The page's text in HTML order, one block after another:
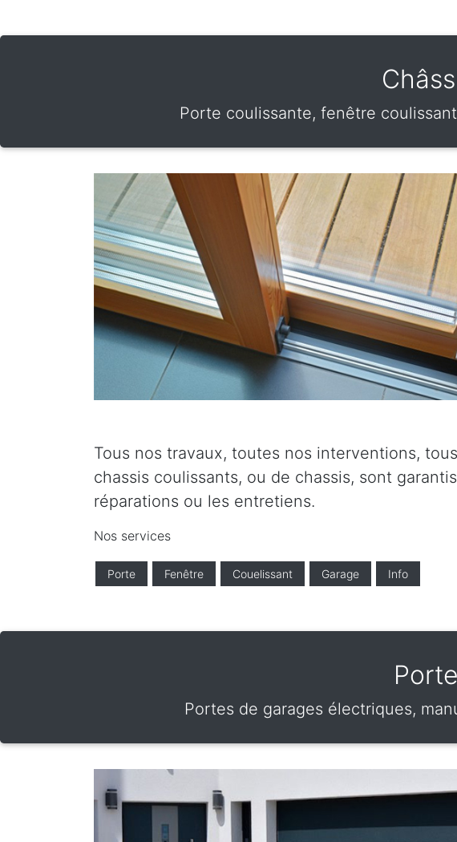
Porte coulissante, fenêtre
Tous nos travaux, toutes nos interventions,
chassis coulissants, ou de chassis, sont
réparations ou les entretiens.
Nos services
Porte Fenêtre Couelissant Garage Info
Portes de garages électriques,